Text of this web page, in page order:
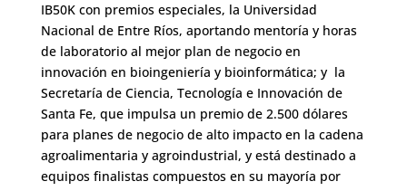
IB50K con premios especiales, la Universidad
Nacional de Entre Ríos, aportando mentoría y horas
de laboratorio al mejor plan de negocio en
innovación en bioingeniería y bioinformática; y la
Secretaría de Ciencia, Tecnología e Innovación de
Santa Fe, que impulsa un premio de 2.500 dólares
para planes de negocio de alto impacto en la cadena
agroalimentaria y agroindustrial, y está destinado a
equipos finalistas compuestos en su mayoría por